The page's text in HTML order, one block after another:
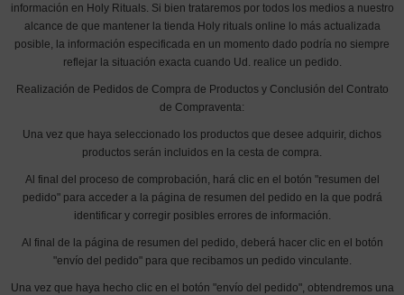
información en Holy Rituals. Si bien trataremos por todos los medios a nuestro
alcance de que mantener la tienda Holy rituals online lo más actualizada
posible, la información especificada en un momento dado podría no siempre
reflejar la situación exacta cuando Ud. realice un pedido.
Realización de Pedidos de Compra de Productos y Conclusión del Contrato
de Compraventa:
Una vez que haya seleccionado los productos que desee adquirir, dichos
productos serán incluidos en la cesta de compra.
Al final del proceso de comprobación, hará clic en el botón "resumen del
pedido" para acceder a la página de resumen del pedido en la que podrá
identificar y corregir posibles errores de información.
Al final de la página de resumen del pedido, deberá hacer clic en el botón
"envío del pedido" para que recibamos un pedido vinculante.
Una vez que haya hecho clic en el botón "envío del pedido", obtendremos una